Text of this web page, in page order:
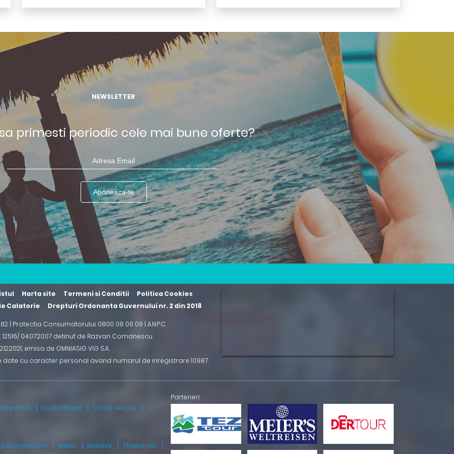
NEWSLETTER
primesti periodic cele mai bune oferte?
Harta site Termeni si Conditii
Politica Cookies
Calatorie
Drepturi Ordonanta Guvernului nr. 2 din 2018
| Protectia Consumatorului: 0800 08 09 09 | A.N.P.C.
12516/ 04.07.2007 detinut de Razvan Comanescu
, emisa de OMNIASIG VIG S.A.
cu caracter personal avand numarul de inregistrare 10987.
Costa Brava Costa del Sol
Dominicana Mexic Maldive Thailanda